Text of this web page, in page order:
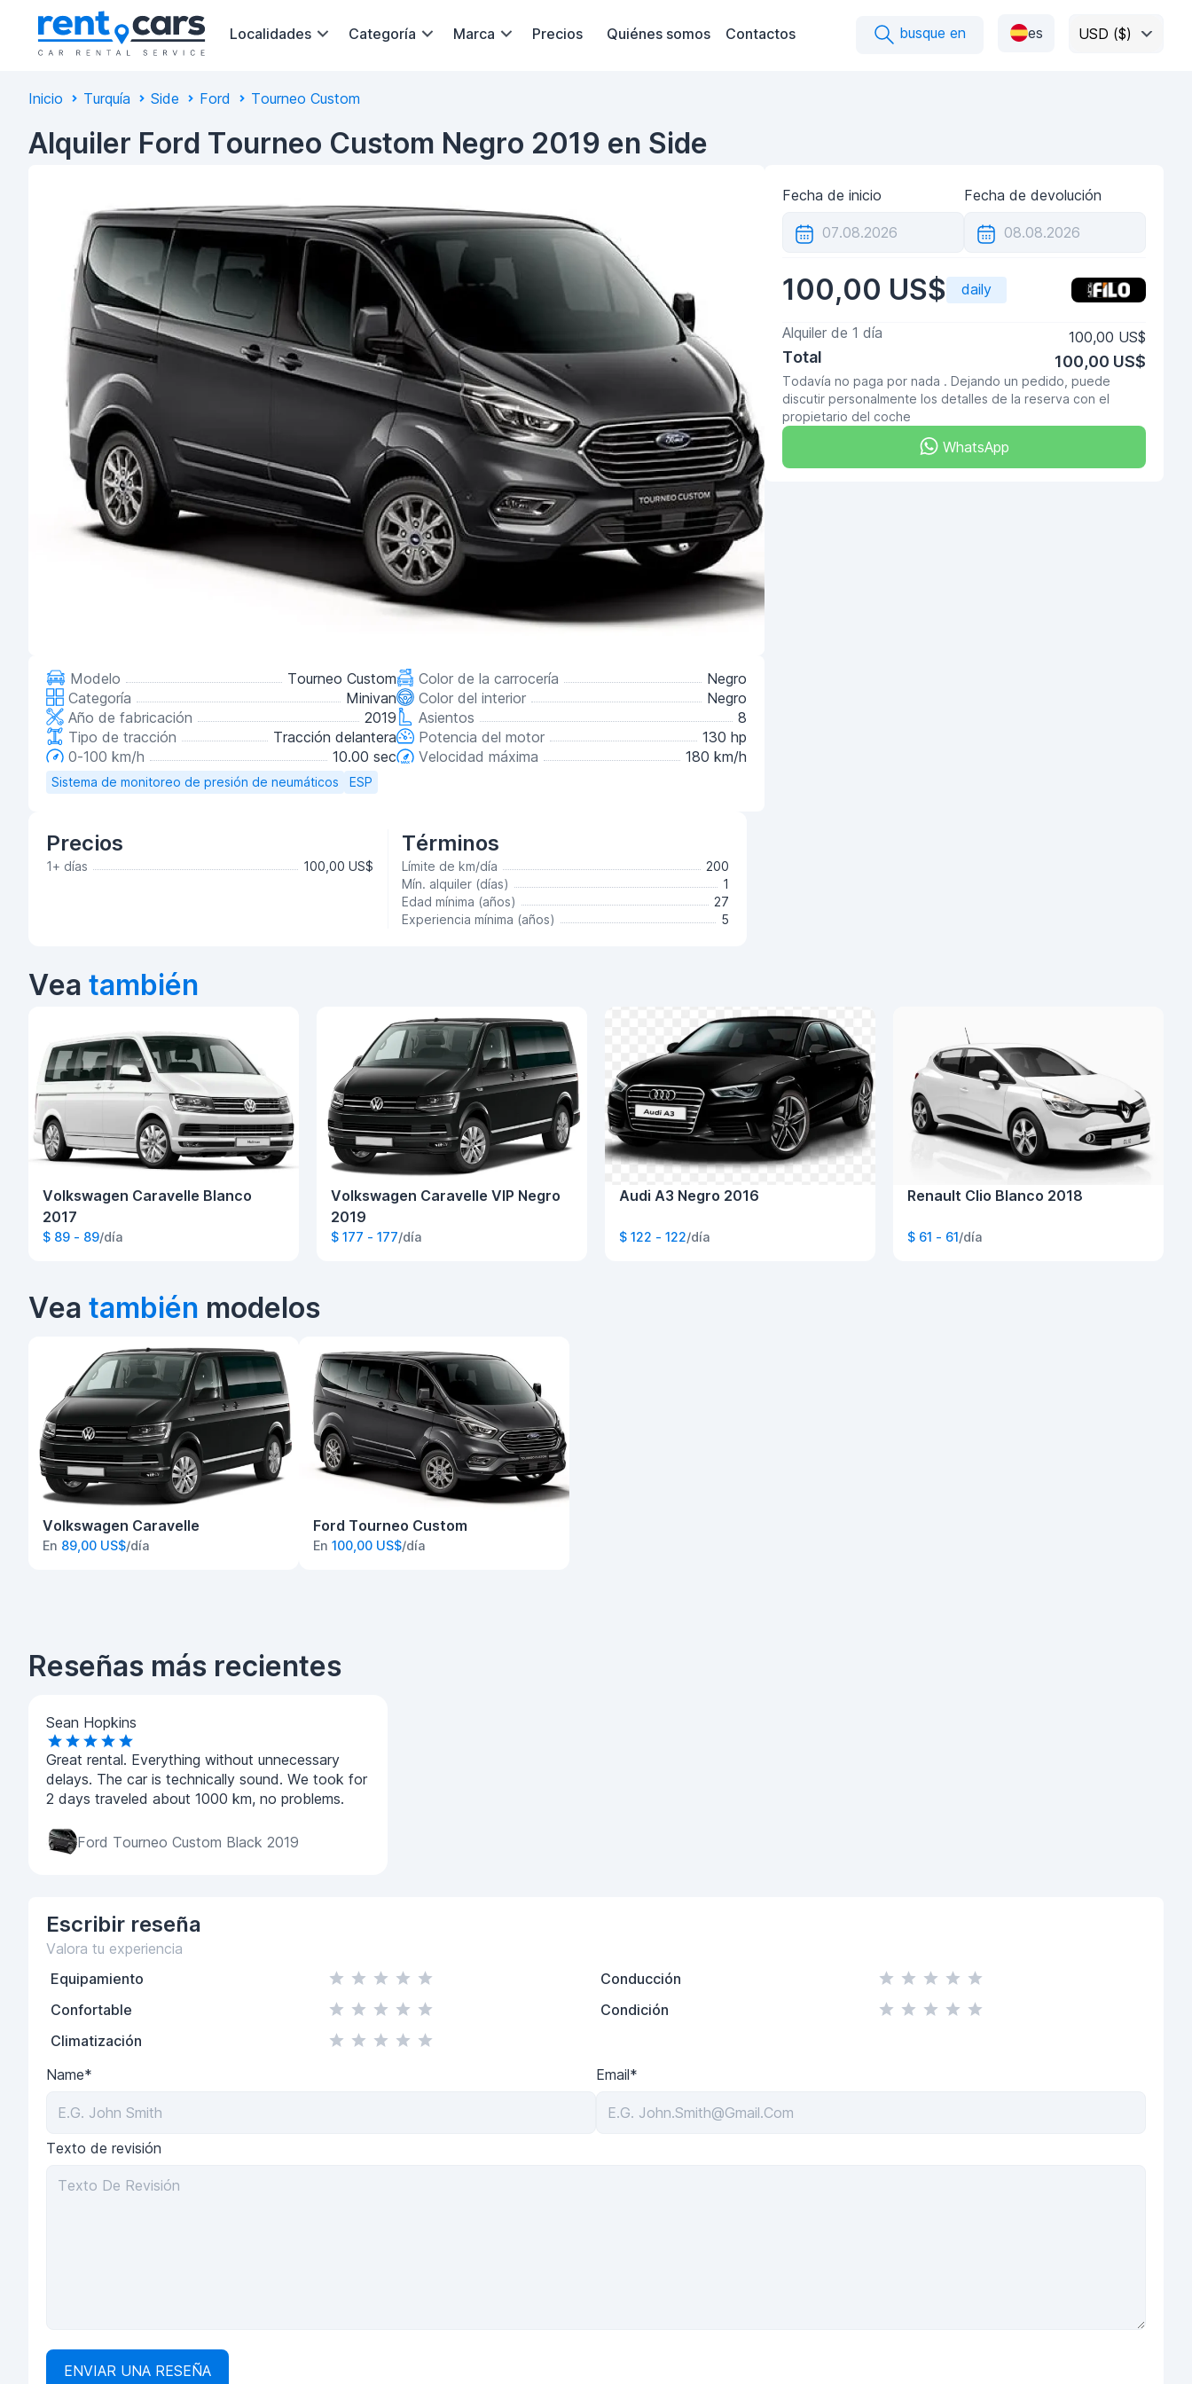
Localidades Categoría Marca Precios Quiénes somos Contactos busque en es USD ($)
Inicio Turquía Side Ford Tourneo Custom
Alquiler Ford Tourneo Custom Negro 2019 en Side
Modelo
Tourneo Custom
Categoría
Minivan
Año de fabricación
2019
Tipo de tracción
Tracción delantera
0-100 km/h
10.00 sec
Color de la carrocería
Negro
Color del interior
Negro
Asientos
8
Potencia del motor
130 hp
Velocidad máxima
180 km/h
Sistema de monitoreo de presión de neumáticos ESP
Precios
1+ días 100,00 US$
Términos
Límite de km/día
200
Mín. alquiler (días)
1
Edad mínima (años)
27
Experiencia mínima (años)
5
Fecha de inicio Fecha de devolución
100,00 US$ daily
Alquiler de 1 día 100,00 US$
Total 100,00 US$
Todavía no paga por nada . Dejando un pedido, puede
discutir personalmente los detalles de la reserva con el
propietario del coche
WhatsApp
Vea también
Volkswagen Caravelle Blanco
2017
$ 89 - 89/día
Volkswagen Caravelle VIP Negro
2019
$ 177 - 177/día
Audi A3 Negro 2016
$ 122 - 122/día
Renault Clio Blanco 2018
$ 61 - 61/día
Vea también modelos
Volkswagen Caravelle
En 89,00 US$/día
Ford Tourneo Custom
En 100,00 US$/día
Reseñas más recientes
Sean Hopkins
Great rental. Everything without unnecessary
delays. The car is technically sound. We took for
2 days traveled about 1000 km, no problems.
Ford Tourneo Custom Black 2019
Escribir reseña
Valora tu experiencia
Equipamiento
Confortable
Climatización
Conducción
Condición
Name* Email*
Texto de revisión
ENVIAR UNA RESEÑA